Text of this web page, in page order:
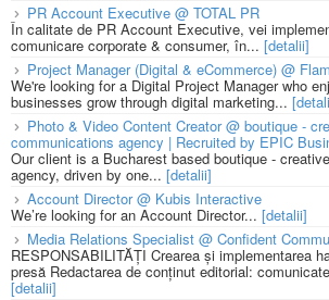
PR Account Executive @ TOTAL PR
În calitate de PR Account Executive, vei
comunicare corporate & consumer, în... [detalii]
Project Manager (Digital & eCommerce) @
We're looking for a Digital Project Manager who
businesses grow through digital marketing...
Photo & Video Content Creator @ boutique -
communications agency | Recruited by EPIC
Our client is a Bucharest based boutique -
agency, driven by one... [detalii]
Account Director @ Kubis Interactive
We’re looking for an Account Director... [detalii]
Media Relations Specialist @ Confident
RESPONSABILITĂȚI Crearea și implementarea
presă Redactarea de conținut editorial:
[detalii]